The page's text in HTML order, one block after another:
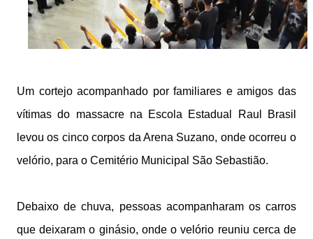
Um cortejo acompanhado por familiares e amigos das
vítimasdo massacre na Escola Estadual Raul Brasil
levou os cinco corpos da Arena Suzano, onde ocorreu o
velório, para o Cemitério Municipal São Sebastião.
Debaixo de chuva, pessoas acompanharam os carros
que deixaram o ginásio, onde o velório reuniu cerca de